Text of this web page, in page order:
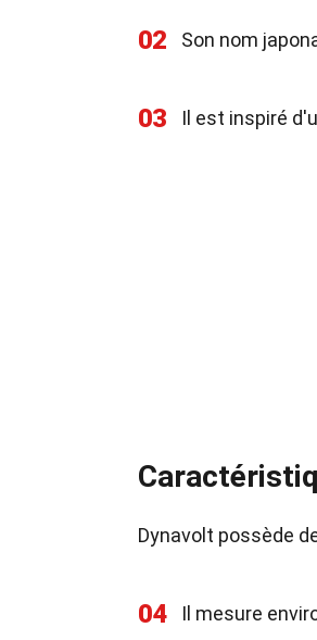
02 Son nom
03 Il est inspiré
Dynavolt possède
04 Il mesure